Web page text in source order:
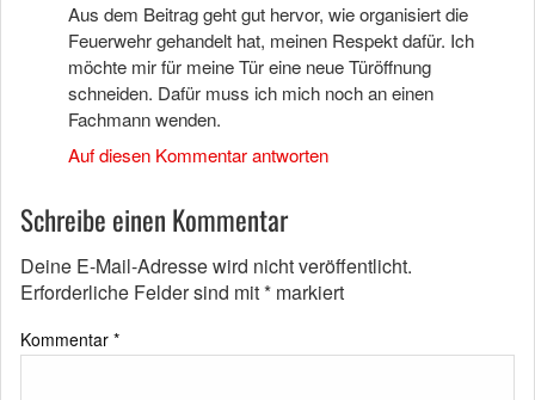
Aus dem Beitrag geht gut hervor, wie organisiert die
Feuerwehr gehandelt hat, meinen Respekt dafür. Ich
möchte mir für meine Tür eine neue Türöffnung
schneiden. Dafür muss ich mich noch an einen
Fachmann wenden.
Auf diesen Kommentar antworten
Schreibe einen Kommentar
Deine E-Mail-Adresse wird nicht veröffentlicht.
Erforderliche Felder sind mit* markiert
Kommentar *